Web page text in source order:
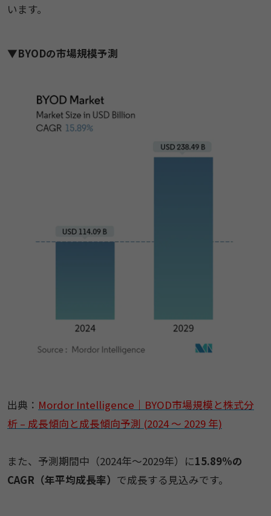
います。
▼BYODの市場規模予測
出典： Mordor Intelligence｜BYOD市場規模と株式分
析 – 成長傾向と成長傾向予測 (2024 ～ 2029 年)
また、予測期間中（2024年～2029年）に15.89%の
CAGR（年平均成長率） で成長する見込みです。